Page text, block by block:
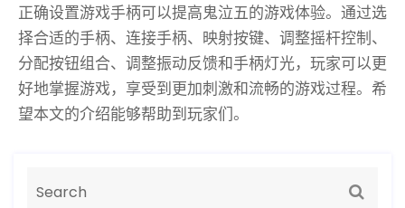
正确设置游戏手柄可以提高鬼泣五的游戏体验。通过选
择合适的手柄、连接手柄、映射按键、调整摇杆控制、
分配按钮组合、调整振动反馈和手柄灯光，玩家可以更
好地掌握游戏，享受到更加刺激和流畅的游戏过程。希
望本文的介绍能够帮助到玩家们。